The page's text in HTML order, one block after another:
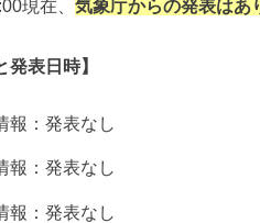
現在、 気象庁からの発表はあ
発表日時】
報：発表なし
報：発表なし
報：発表なし